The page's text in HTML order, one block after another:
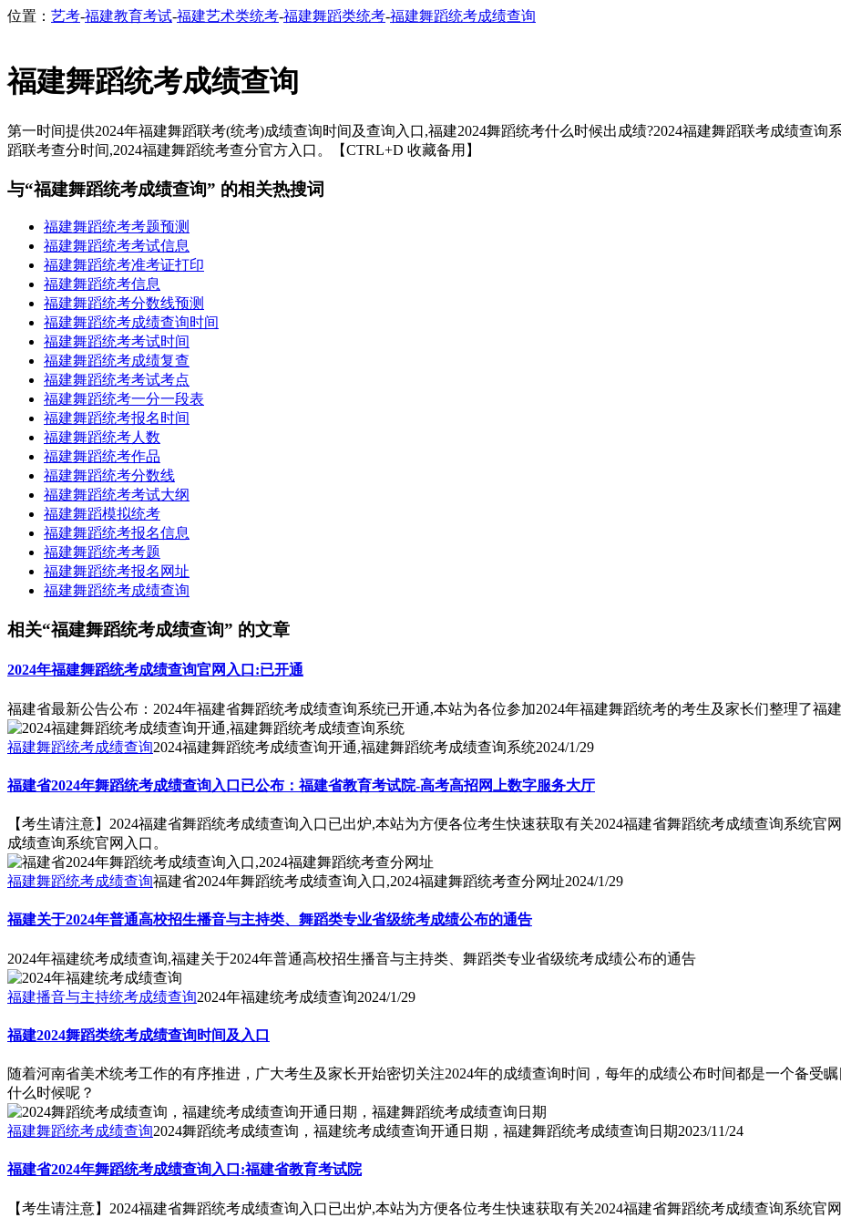
位置： 艺考-福建教育考试-福建艺术类统考-福建舞蹈类统考-福建舞蹈统考成绩查询
福建舞蹈统考成绩查询
第一时间提供2024年福建舞蹈联考(统考)成绩查询时间及查询入口,福建2024舞蹈统考什么时候出成绩?2024福建舞蹈联考成绩查询
蹈联考查分时间,2024福建舞蹈统考查分官方入口。【CTRL+D 收藏备用】
与“福建舞蹈统考成绩查询” 的相关热搜词
福建舞蹈统考考题预测
福建舞蹈统考考试信息
福建舞蹈统考准考证打印
福建舞蹈统考信息
福建舞蹈统考分数线预测
福建舞蹈统考成绩查询时间
福建舞蹈统考考试时间
福建舞蹈统考成绩复查
福建舞蹈统考考试考点
福建舞蹈统考一分一段表
福建舞蹈统考报名时间
福建舞蹈统考人数
福建舞蹈统考作品
福建舞蹈统考分数线
福建舞蹈统考考试大纲
福建舞蹈模拟统考
福建舞蹈统考报名信息
福建舞蹈统考考题
福建舞蹈统考报名网址
福建舞蹈统考成绩查询
相关“福建舞蹈统考成绩查询” 的文章
2024年福建舞蹈统考成绩查询官网入口:已开通
福建省最新公告公布：2024年福建省舞蹈统考成绩查询系统已开通,本站为各位参加2024年福建舞蹈统考的考生及家长们整理了福
福建舞蹈统考成绩查询2024福建舞蹈统考成绩查询开通,福建舞蹈统考成绩查询系统2024/1/29
福建省2024年舞蹈统考成绩查询入口已公布：福建省教育考试院-高考高招网上数字服务大厅
【考生请注意】2024福建省舞蹈统考成绩查询入口已出炉,本站为方便各位考生快速获取有关2024福建省舞蹈统考成绩查询系统
成绩查询系统官网入口。
福建舞蹈统考成绩查询福建省2024年舞蹈统考成绩查询入口,2024福建舞蹈统考查分网址2024/1/29
福建关于2024年普通高校招生播音与主持类、舞蹈类专业省级统考成绩公布的通告
2024年福建统考成绩查询,福建关于2024年普通高校招生播音与主持类、舞蹈类专业省级统考成绩公布的通告
福建播音与主持统考成绩查询2024年福建统考成绩查询2024/1/29
福建2024舞蹈类统考成绩查询时间及入口
随着河南省美术统考工作的有序推进，广大考生及家长开始密切关注2024年的成绩查询时间，每年的成绩公布时间都是一个备受
什么时候呢？
福建舞蹈统考成绩查询2024舞蹈统考成绩查询，福建统考成绩查询开通日期，福建舞蹈统考成绩查询日期2023/11/24
福建省2024年舞蹈统考成绩查询入口:福建省教育考试院
【考生请注意】2024福建省舞蹈统考成绩查询入口已出炉,本站为方便各位考生快速获取有关2024福建省舞蹈统考成绩查询系统